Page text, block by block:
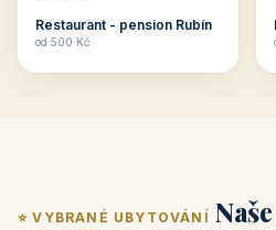
Restaurant - pension Rubín
od 500 Kč
⭐ VYBRANÉ UBYTOVÁNÍ